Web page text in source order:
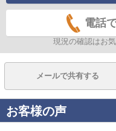
電話
現況の確認はお
メールで共有する
お客様の声